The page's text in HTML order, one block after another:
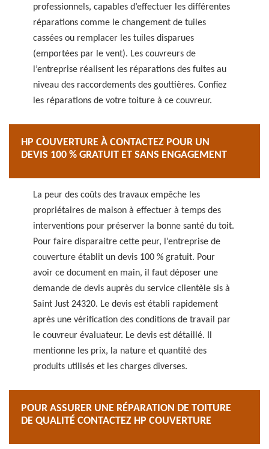
professionnels, capables d’effectuer les différentes
réparations comme le changement de tuiles
cassées ou remplacer les tuiles disparues
(emportées par le vent). Les couvreurs de
l’entreprise réalisent les réparations des fuites au
niveau des raccordements des gouttières. Confiez
les réparations de votre toiture à ce couvreur.
HP COUVERTURE À CONTACTEZ POUR UN
DEVIS 100 % GRATUIT ET SANS ENGAGEMENT
La peur des coûts des travaux empêche les
propriétaires de maison à effectuer à temps des
interventions pour préserver la bonne santé du toit.
Pour faire disparaitre cette peur, l’entreprise de
couverture établit un devis 100 % gratuit. Pour
avoir ce document en main, il faut déposer une
demande de devis auprès du service clientèle sis à
Saint Just 24320. Le devis est établi rapidement
après une vérification des conditions de travail par
le couvreur évaluateur. Le devis est détaillé. Il
mentionne les prix, la nature et quantité des
produits utilisés et les charges diverses.
POUR ASSURER UNE RÉPARATION DE TOITURE
DE QUALITÉ CONTACTEZ HP COUVERTURE